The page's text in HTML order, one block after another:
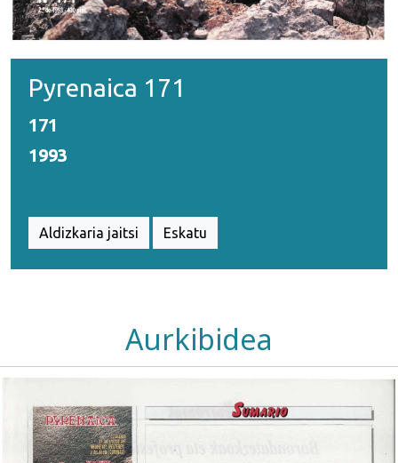
Pyrenaica 171
171
1993
Aldizkaria jaitsi Eskatu
Aurkibidea